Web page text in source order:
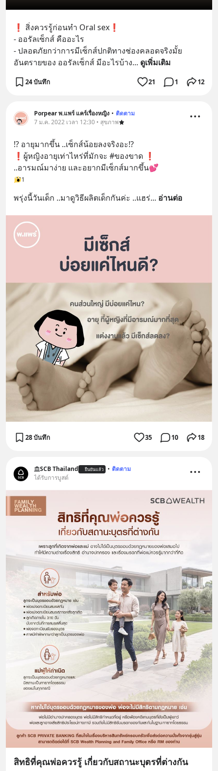
❗️ สิ่งควรรู้ก่อนทำ Oral sex❗️
- ออรัลเซ็กส์ คืออะไร
- ปลอดภัยกว่าการมีเซ็กส์ปกติทางช่องคลอดจริงมั้ย
อันตรายของ ออรัลเซ็กส์ มีอะไรบ้าง... ดูเพิ่มเติม
24 บันทึก 21 1 12
Porpear พ.แพร์ แคร์เรื่องหญิง • ติดตาม
7 ม.ค. 2022 เวลา 12:30 • สุขภาพ
⁉️ อายุมากขึ้น ..เซ็กส์น้อยลงจริงอะ⁉️
❗️ผู้หญิงอายุเท่าไหร่ที่มักจะ #ของขาด ❗️
..อารมณ์มาง่าย และอยากมีเซ็กส์มากขึ้น💕
1
พรุ่งนี้วันเด็ก ..มาดูวิธีผลิตเด็กกันค่ะ ..แฮร่... อ่านต่อ
28 บันทึก 35 10 18
SCB Thailand ยืนยันแล้ว • ติดตาม
ได้รับการบูสต์
สิทธิที่คุณพ่อควรรู้ เกี่ยวกับสถานะบุตรที่ต่างกัน